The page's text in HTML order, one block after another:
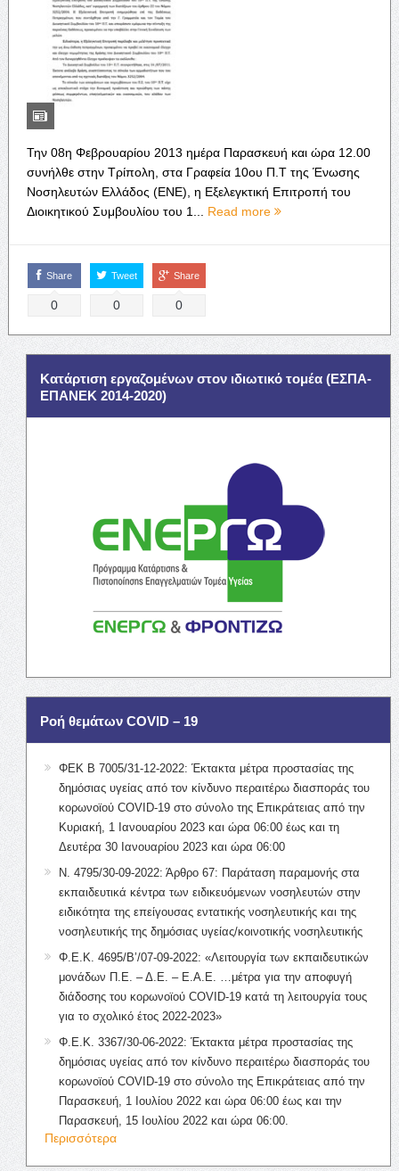
Την 08η Φεβρουαρίου 2013 ημέρα Παρασκευή και ώρα 12.00
συνήλθε στην Τρίπολη, στα Γραφεία 10ου Π.Τ της Ένωσης
Νοσηλευτών Ελλάδος (ΕΝΕ), η Εξελεγκτική Επιτροπή του
Διοικητικού Συμβουλίου του 1... Read more
Share
0
Tweet
0
Share
0
Κατάρτιση εργαζομένων στον ιδιωτικό τομέα (ΕΣΠΑ-
ΕΠΑΝΕΚ 2014-2020)
Ροή θεμάτων COVID – 19
ΦΕΚ Β 7005/31-12-2022: Έκτακτα μέτρα προστασίας της
δημόσιας υγείας από τον κίνδυνο περαιτέρω διασποράς του
κορωνοϊού COVID-19 στο σύνολο της Επικράτειας από την
Κυριακή, 1 Ιανουαρίου 2023 και ώρα 06:00 έως και τη
Δευτέρα 30 Ιανουαρίου 2023 και ώρα 06:00
Ν. 4795/30-09-2022: Άρθρο 67: Παράταση παραμονής στα
εκπαιδευτικά κέντρα των ειδικευόμενων νοσηλευτών στην
ειδικότητα της επείγουσας εντατικής νοσηλευτικής και της
νοσηλευτικής της δημόσιας υγείας/κοινοτικής νοσηλευτικής
Φ.Ε.Κ. 4695/Β’/07-09-2022: «Λειτουργία των εκπαιδευτικών
μονάδων Π.Ε. – Δ.Ε. – Ε.Α.Ε. …μέτρα για την αποφυγή
διάδοσης του κορωνοϊού COVID-19 κατά τη λειτουργία τους
για το σχολικό έτος 2022-2023»
Φ.Ε.Κ. 3367/30-06-2022: Έκτακτα μέτρα προστασίας της
δημόσιας υγείας από τον κίνδυνο περαιτέρω διασποράς του
κορωνοϊού COVID-19 στο σύνολο της Επικράτειας από την
Παρασκευή, 1 Ιουλίου 2022 και ώρα 06:00 έως και την
Παρασκευή, 15 Ιουλίου 2022 και ώρα 06:00.
Περισσότερα